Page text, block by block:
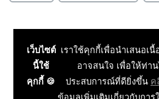
กำลังโหลด...
เว็บไซต์
นี้ใช้
คุกกี้ 🍪
เราใช้คุกกี้เพื่อนำเสนอเ
อาจสนใจ เพื่อให้ท่า
ประสบการณ์ที่ดียิ่งขึ้น ค
ข้อมูลเพิ่มเติมเกี่ยวกับกา